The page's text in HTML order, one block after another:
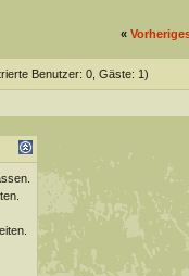
«
Benutzer: 0, Gäste: 1)